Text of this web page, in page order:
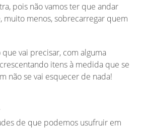
pois não vamos ter que andar
muito menos, sobrecarregar quem
vai precisar, com alguma
itens à medida que se
não se vai esquecer de nada!
de que podemos usufruir em